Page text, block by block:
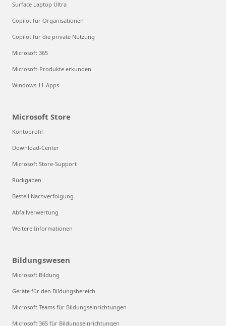
Surface Laptop Ultra
Copilot für Organisationen
Copilot für die private Nutzung
Microsoft 365
Microsoft-Produkte erkunden
Windows 11-Apps
Microsoft Store
Kontoprofil
Download-Center
Microsoft Store-Support
Rückgaben
Bestell Nachverfolgung
Abfallverwertung
Weitere Informationen
Bildungswesen
Microsoft Bildung
Geräte für den Bildungsbereich
Microsoft Teams für Bildungseinrichtungen
Microsoft 365 für Bildungseinrichtungen